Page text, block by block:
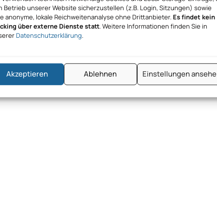
Betrieb unserer Website sicherzustellen (z.B. Login, Sitzungen) sowie
anonyme, lokale Reichweitenanalyse ohne Drittanbieter. Es findet kein
über externe Dienste statt. Weitere Informationen finden Sie in
Datenschutzerklärung.
Akzeptieren Ablehnen Einstellungen